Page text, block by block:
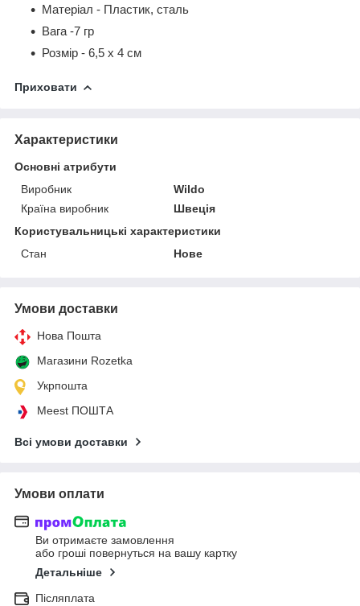
Матеріал - Пластик, сталь
Вага -7 гр
Розмір - 6,5 х 4 см
Приховати
Характеристики
Основні атрибути
Виробник
Wildo
Країна виробник
Швеція
Користувальницькі характеристики
Стан
Нове
Умови доставки
Нова Пошта
Магазини Rozetka
Укрпошта
Meest ПОШТА
Всі умови доставки
Умови оплати
Ви отримаєте замовлення
або гроші повернуться на вашу картку
Детальніше
Післяплата